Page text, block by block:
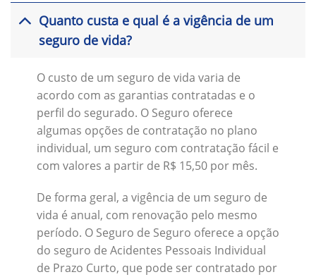
Quanto custa e qual é a vigência de um
seguro de vida?
O custo de um seguro de vida varia de
acordo com as garantias contratadas e o
perfil do segurado. O Seguro oferece
algumas opções de contratação no plano
individual, um seguro com contratação fácil e
com valores a partir de R$ 15,50 por mês.
De forma geral, a vigência de um seguro de
vida é anual, com renovação pelo mesmo
período. O Seguro de Seguro oferece a opção
do seguro de Acidentes Pessoais Individual
de Prazo Curto, que pode ser contratado por